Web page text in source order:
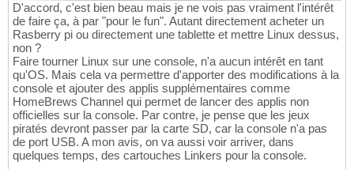
D'accord, c'est bien beau mais je ne vois pas vraiment l'intérêt
de faire ça, à par "pour le fun". Autant directement acheter un
Rasberry pi ou directement une tablette et mettre Linux dessus,
non ?
Faire tourner Linux sur une console, n'a aucun intérêt en tant
qu'OS. Mais cela va permettre d'apporter des modifications à la
console et ajouter des applis supplémentaires comme
HomeBrews Channel qui permet de lancer des applis non
officielles sur la console. Par contre, je pense que les jeux
piratés devront passer par la carte SD, car la console n'a pas
de port USB. A mon avis, on va aussi voir arriver, dans
quelques temps, des cartouches Linkers pour la console.